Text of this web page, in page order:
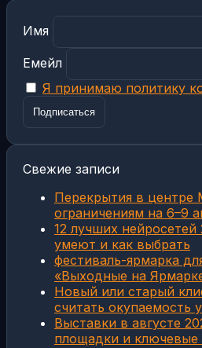
Имя
Емейл
Я принимаю политику
Свежие записи
Перекрытия в центре
ограничениям на 6–9
12 лучших нейросетей
умеют и как выбрать
фестиваль-ярмарка
«Выходные на
Новый или старый
считать окупаемость
Выставки в августе
площадки и ключевые